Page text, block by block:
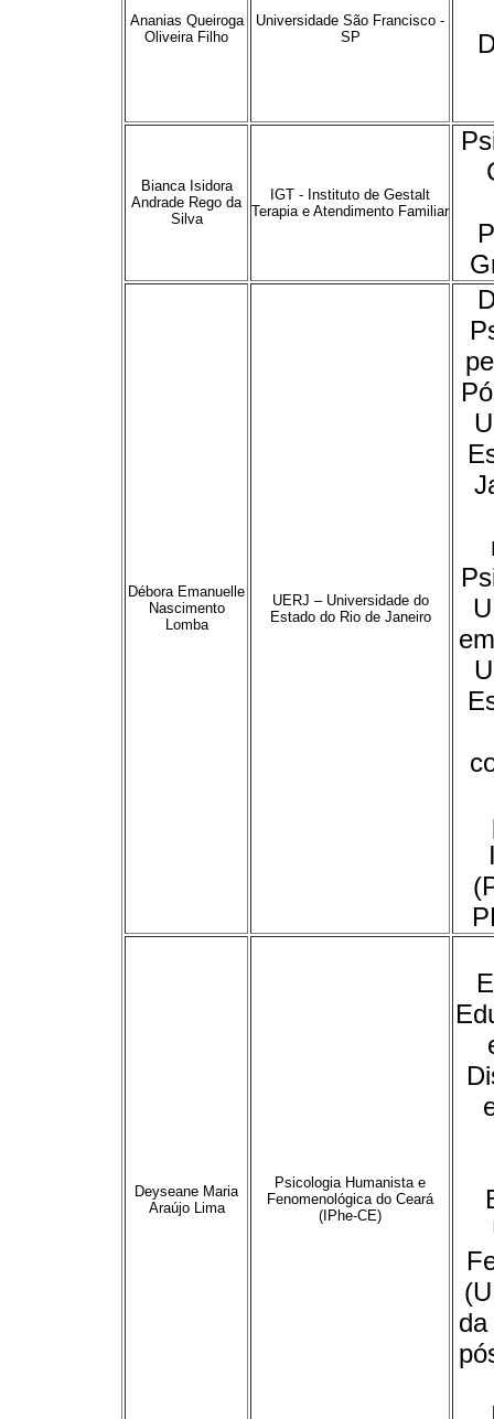
Ananias Queiroga
Oliveira Filho
Universidade São Francisco -
SP
Bianca Isidora
Andrade Rego da
Silva
IGT - Instituto de Gestalt
Terapia e Atendimento Familiar
Débora Emanuelle
Nascimento
Lomba
UERJ – Universidade do
Estado do Rio de Janeiro
Deyseane Maria
Araújo Lima
Psicologia Humanista e
Fenomenológica do Ceará
(IPhe-CE)